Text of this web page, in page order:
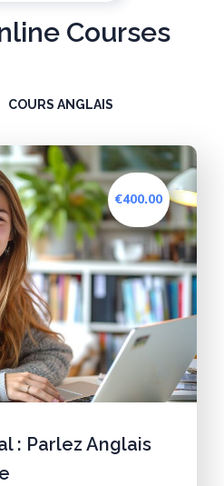
Courses
COURS ANGLAIS
€400.00
: Parlez Anglais